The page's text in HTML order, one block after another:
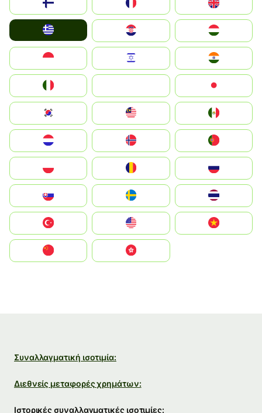
United Kingdom
Magyarország
South Korea
United States
中國香港特別行政區
Συναλλαγματική ισοτιμία:
Διεθνείς μεταφορές χρημάτων:
Ιστορικές συναλλαγματικές ισοτιμίες: